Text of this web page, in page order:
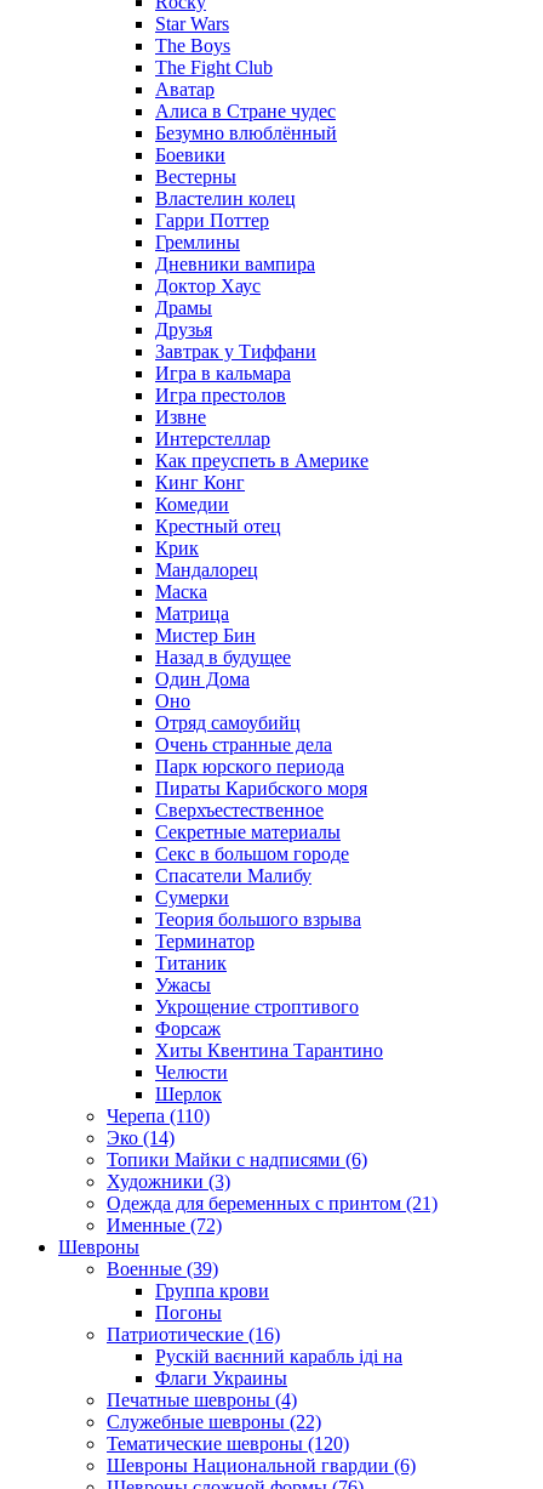
Star Wars
The Boys
The Fight Club
Аватар
Алиса в Стране чудес
Безумно влюблённый
Боевики
Вестерны
Властелин колец
Гарри Поттер
Гремлины
Дневники вампира
Доктор Хаус
Драмы
Друзья
Завтрак у Тиффани
Игра в кальмара
Игра престолов
Извне
Интерстеллар
Как преуспеть в Америке
Кинг Конг
Комедии
Крестный отец
Крик
Мандалорец
Маска
Матрица
Мистер Бин
Назад в будущее
Один Дома
Оно
Отряд самоубийц
Очень странные дела
Парк юрского периода
Пираты Карибского моря
Сверхъестественное
Секретные материалы
Секс в большом городе
Спасатели Малибу
Сумерки
Теория большого взрыва
Терминатор
Титаник
Ужасы
Укрощение строптивого
Форсаж
Хиты Квентина Тарантино
Челюсти
Шерлок
Черепа (110)
Эко (14)
Топики Майки с надписями (6)
Художники (3)
Одежда для беременных с принтом (21)
Именные (72)
Шевроны
Военные (39)
Группа крови
Погоны
Патриотические (16)
Рускій ваєнний карабль іді на
Флаги Украины
Печатные шевроны (4)
Служебные шевроны (22)
Тематические шевроны (120)
Шевроны Национальной гвардии (6)